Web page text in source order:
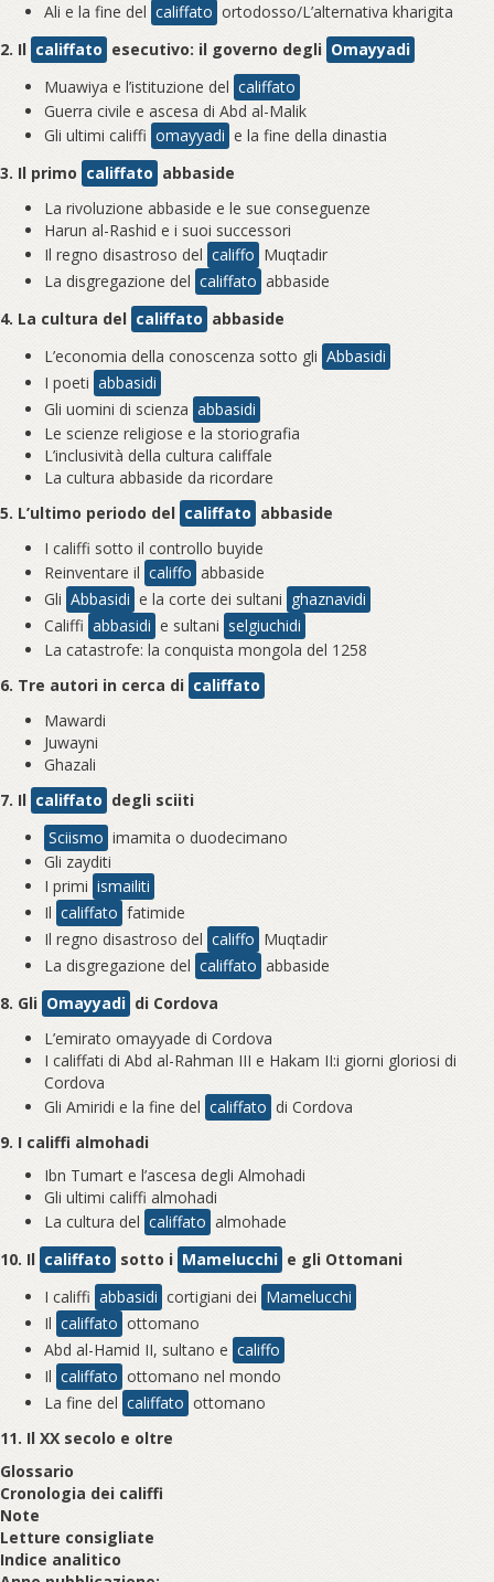
Ali e la fine del califfato ortodosso/L’alternativa kharigita
2. Il califfato esecutivo: il governo degli Omayyadi
Muawiya e l’istituzione del califfato
Guerra civile e ascesa di Abd al-Malik
Gli ultimi califfi omayyadi e la fine della dinastia
3. Il primo califfato abbaside
La rivoluzione abbaside e le sue conseguenze
Harun al-Rashid e i suoi successori
Il regno disastroso del califfo Muqtadir
La disgregazione del califfato abbaside
4. La cultura del califfato abbaside
L’economia della conoscenza sotto gli Abbasidi
I poeti abbasidi
Gli uomini di scienza abbasidi
Le scienze religiose e la storiografia
L’inclusività della cultura califfale
La cultura abbaside da ricordare
5. L’ultimo periodo del califfato abbaside
I califfi sotto il controllo buyide
Reinventare il califfo abbaside
Gli Abbasidi e la corte dei sultani ghaznavidi
Califfi abbasidi e sultani selgiuchidi
La catastrofe: la conquista mongola del 1258
6. Tre autori in cerca di califfato
Mawardi
Juwayni
Ghazali
7. Il califfato degli sciiti
Sciismo imamita o duodecimano
Gli zayditi
I primi ismailiti
Il califfato fatimide
Il regno disastroso del califfo Muqtadir
La disgregazione del califfato abbaside
8. Gli Omayyadi di Cordova
L’emirato omayyade di Cordova
I califfati di Abd al-Rahman III e Hakam II:i giorni gloriosi di
Cordova
Gli Amiridi e la fine del califfato di Cordova
9. I califfi almohadi
Ibn Tumart e l’ascesa degli Almohadi
Gli ultimi califfi almohadi
La cultura del califfato almohade
10. Il califfato sotto i Mamelucchi e gli Ottomani
I califfi abbasidi cortigiani dei Mamelucchi
Il califfato ottomano
Abd al-Hamid II, sultano e califfo
Il califfato ottomano nel mondo
La fine del califfato ottomano
11. Il XX secolo e oltre
Glossario
Cronologia dei califfi
Note
Letture consigliate
Indice analitico